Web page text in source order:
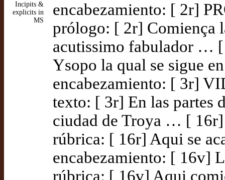
Incipits &
explicits in
MS
encabezamiento: [ 2r]
prólogo: [ 2r] Comiença
acutissimo fabulador …
Ysopo la qual se sigue
encabezamiento: [ 3r]
texto: [ 3r] En las partes
ciudad de Troya … [
rúbrica: [ 16r] Aqui se
encabezamiento: [ 16v]
rúbrica: [ 16v] Aqui